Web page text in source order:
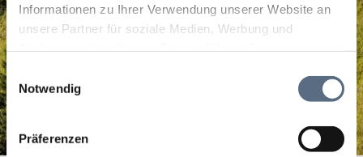
Informationen zu Ihrer Verwendung unserer Website an
unsere Partner für soziale Medien, Werbung und
zusammen, die Sie ihnen bereitgestellt haben oder die
sie im Rahmen Ihrer Nutzung der Dienste gesammelt
Einwilligungsauswahl
Notwendig
Präferenzen